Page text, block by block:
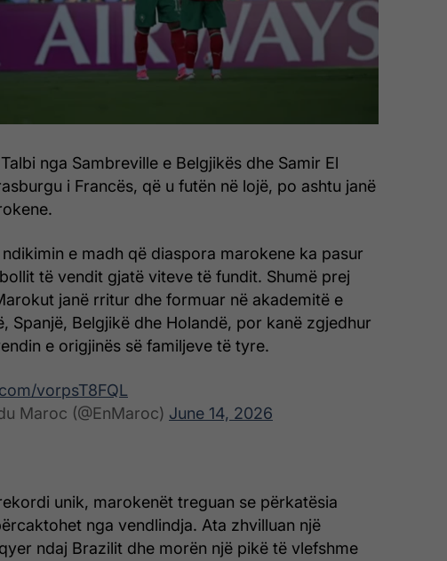
nga Sambreville e Belgjikës dhe Samir El
i Francës, që u futën në lojë, po ashtu janë
e madh që diaspora marokene ka pasur
të vendit gjatë viteve të fundit. Shumë prej
janë rritur dhe formuar në akademitë e
Spanjë, Belgjikë dhe Holandë, por kanë zgjedhur
e origjinës së familjeve të tyre.
vorpsT8FQL
Maroc (@EnMaroc) June 14, 2026
unik, marokenët treguan se përkatësia
nga vendlindja. Ata zhvilluan një
ndaj Brazilit dhe morën një pikë të vlefshme